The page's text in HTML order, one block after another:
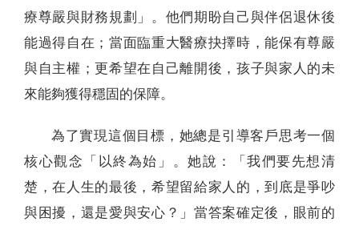
療尊嚴與財務規劃」。他們期盼自己與伴侶退休後
能過得自在；當面臨重大醫療抉擇時，能保有尊嚴
與自主權；更希望在自己離開後，孩子與家人的未
來能夠獲得穩固的保障。
為了實現這個目標，她總是引導客戶思考一個
核心觀念「以終為始」。她說：「我們要先想清
楚，在人生的最後，希望留給家人的，到底是爭吵
與困擾，還是愛與安心？」當答案確定後，眼前的